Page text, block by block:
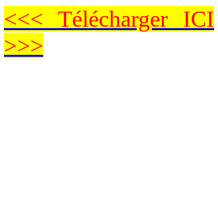
<<< Télécharger ICI
>>>